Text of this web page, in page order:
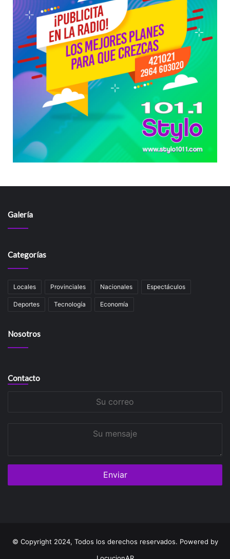
Galería
Categorías
Locales Provinciales Nacionales Espectáculos
Deportes Tecnología Economía
Nosotros
Contacto
© Copyright 2024, Todos los derechos reservados. Powered by